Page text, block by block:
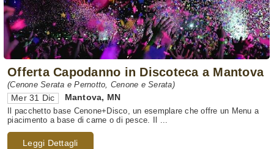
Offerta Capodanno in Discoteca a Mantova
(Cenone Serata e Pernotto, Cenone e Serata)
Mer 31 Dic Mantova, MN
Il pacchetto base Cenone+Disco, un esemplare che offre un Menu a
piacimento a base di carne o di pesce. Il ...
Leggi Dettagli